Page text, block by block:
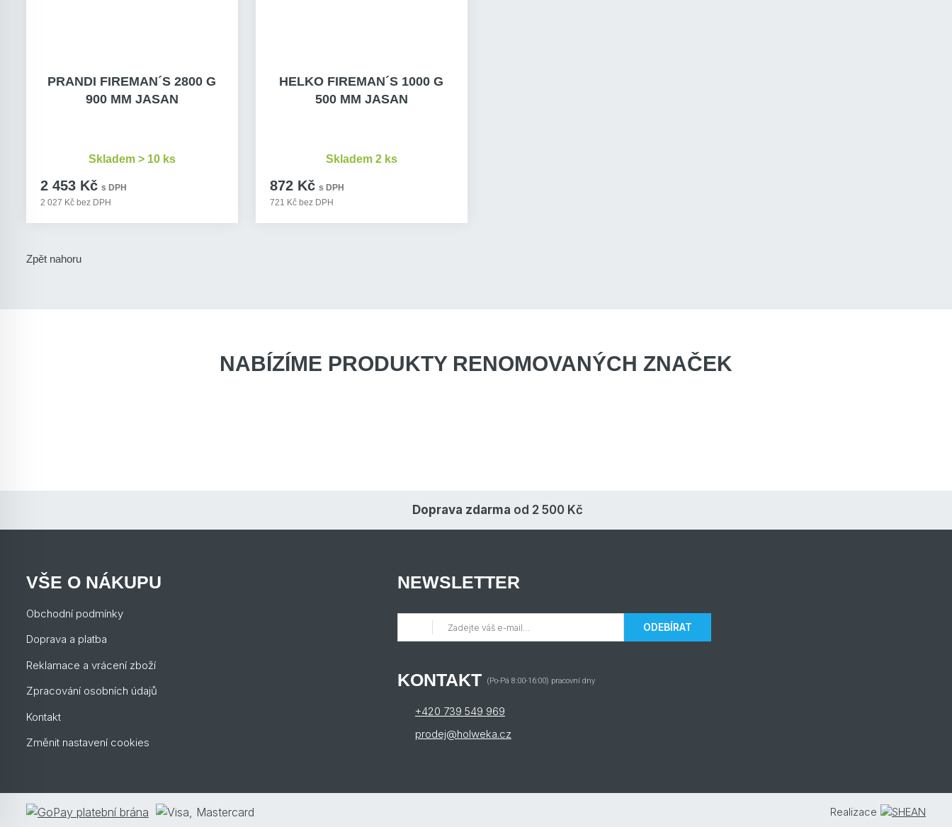
PRANDI FIREMAN´S 2800 G
900 MM JASAN
2 453 Kč s DPH
2 027 Kč bez DPH
Skladem > 10 ks
HELKO FIREMAN´S 1000 G
500 MM JASAN
872 Kč s DPH
721 Kč bez DPH
Skladem 2 ks
Zpět nahoru
NABÍZÍME PRODUKTY RENOMOVANÝCH ZNAČEK
Doprava zdarma od 2 500 Kč
VŠE O NÁKUPU
Obchodní podmínky
Doprava a platba
Reklamace a vrácení zboží
Zpracování osobních údajů
Kontakt
Změnit nastavení cookies
NEWSLETTER
ODEBÍRAT
KONTAKT (Po-Pá 8:00-16:00) pracovní dny
+420 739 549 969
prodej@holweka.cz
Realizace